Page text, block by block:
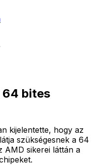
64 bites
kijelentette, hogy az
szükségesnek a 64
AMD sikerei láttán a